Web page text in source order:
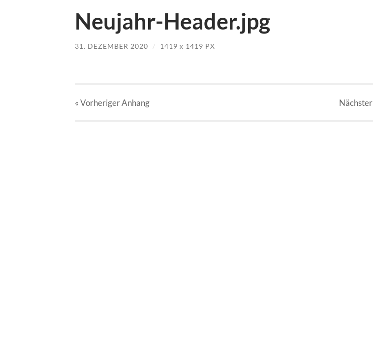
Neujahr-Header.jpg
31. DEZEMBER 2020 / 1419 x 1419 PX
« VorherigerAnhang Nächster